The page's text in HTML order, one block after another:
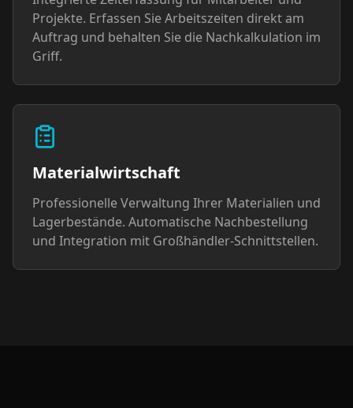
Projekte. Erfassen Sie Arbeitszeiten direkt am
Auftrag und behalten Sie die Nachkalkulation im
Griff.
Materialwirtschaft
Professionelle Verwaltung Ihrer Materialien und
Lagerbestände. Automatische Nachbestellung
und Integration mit Großhändler-Schnittstellen.